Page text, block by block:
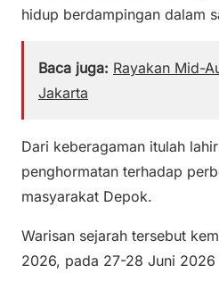
hidup berdampingan dalam
Baca juga: Rayakan Mid-
Jakarta
Dari keberagaman itulah
penghormatan terhadap
masyarakat Depok.
Warisan sejarah tersebut
2026, pada 27-28 Juni 2026